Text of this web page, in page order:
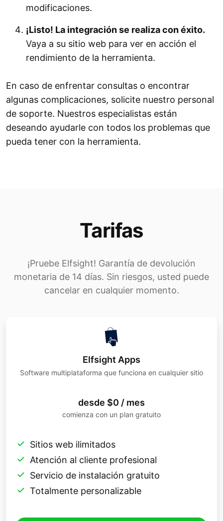
modificaciones.
¡Listo! La integración se realiza con éxito.
Vaya a su sitio web para ver en acción el
rendimiento de la herramienta.
En caso de enfrentar consultas o encontrar
algunas complicaciones, solicite nuestro personal
de soporte. Nuestros especialistas están
deseando ayudarle con todos los problemas que
pueda tener con la herramienta.
Tarifas
¡Pruebe Elfsight! Garantía de devolución
monetaria de 14 días. Sin riesgos, usted puede
cancelar en cualquier momento.
Elfsight Apps
Software multiplataforma que funciona en cualquier sitio
desde $0 / mes
comienza con un plan gratuito
Sitios web ilimitados
Atención al cliente profesional
Servicio de instalación gratuito
Totalmente personalizable